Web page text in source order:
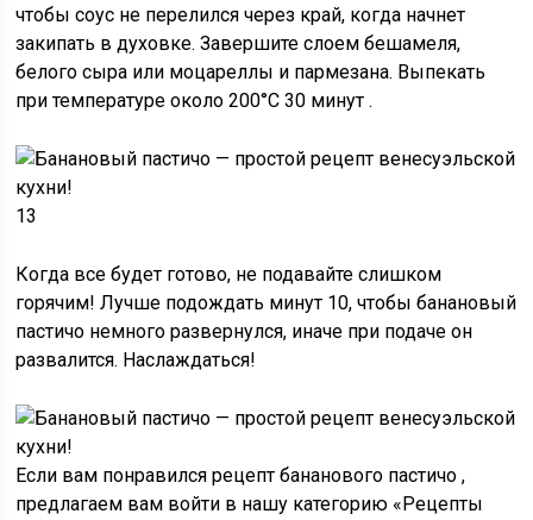
чтобы соус не перелился через край, когда начнет
закипать в духовке. Завершите слоем бешамеля,
белого сыра или моцареллы и пармезана. Выпекать
при температуре около200°С 30 минут .
13
Когда все будет готово, не подавайте слишком
горячим! Лучше подождать минут 10, чтобы банановый
пастичо немного развернулся, иначе при подаче он
развалится. Наслаждаться!
Если вам понравился рецептбананового пастичо ,
предлагаем вам войти в нашу категорию «Рецепты